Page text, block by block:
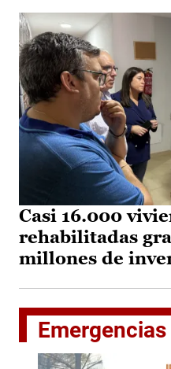
Casi 16.000
rehabilitadas
millones de
Emergencias